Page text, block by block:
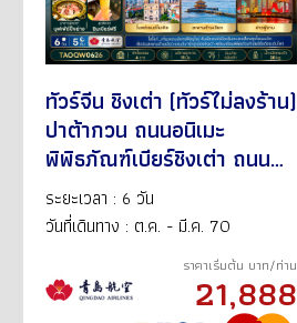
ทัวร์จีน ชิงเต่า (ทัวร์ไม่ลงร้าน)
ปาต้ากวน ถนนอนิเมะ
พิพิธภัณฑ์เบียร์ชิงเต่า ถนน
สไตล์เยอรมันกวนเถา หมู่บ้าน
ชาวประมงซาจื่อโขว 6วัน5คืน
ระยะเวลา : 6 วัน
วันที่เดินทาง : ต.ค. - มี.ค. 70
ราคาเริ่มต้น บาท/ท่าน
21,888